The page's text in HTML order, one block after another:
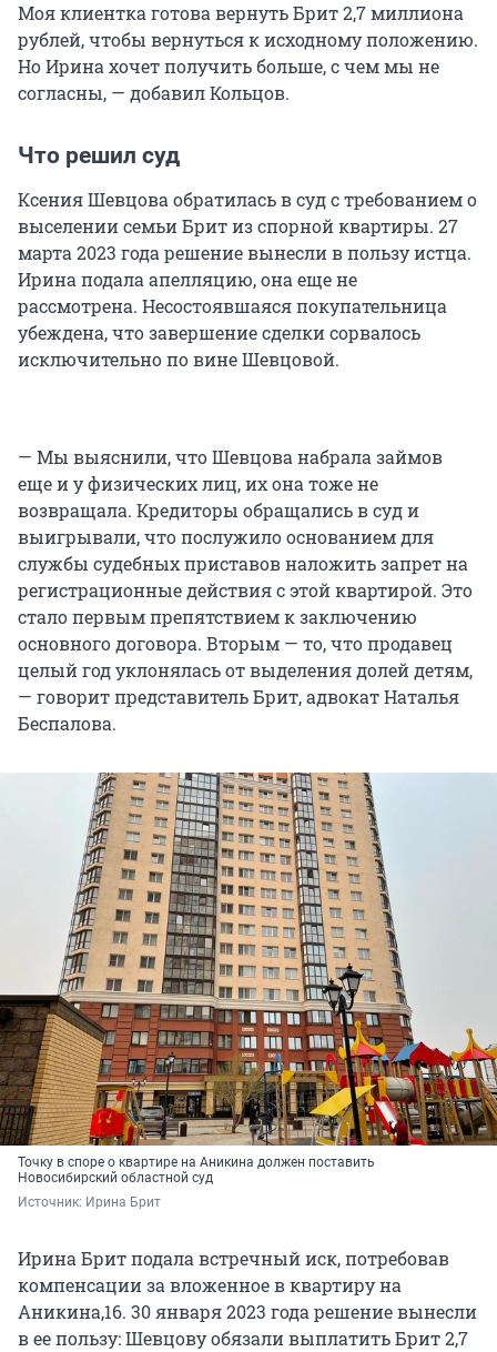
Моя клиентка готова вернуть Брит 2,7 миллиона
рублей, чтобы вернуться к исходному положению.
Но Ирина хочет получить больше, с чем мы не
согласны, — добавил Кольцов.
Что решил суд
Ксения Шевцова обратилась в суд с требованием о
выселении семьи Брит из спорной квартиры. 27
марта 2023 года решение вынесли в пользу истца.
Ирина подала апелляцию, она еще не
рассмотрена. Несостоявшаяся покупательница
убеждена, что завершение сделки сорвалось
исключительно по вине Шевцовой.
— Мы выяснили, что Шевцова набрала займов
еще и у физических лиц, их она тоже не
возвращала. Кредиторы обращались в суд и
выигрывали, что послужило основанием для
службы судебных приставов наложить запрет на
регистрационные действия с этой квартирой. Это
стало первым препятствием к заключению
основного договора. Вторым — то, что продавец
целый год уклонялась от выделения долей детям,
— говорит представитель Брит, адвокат Наталья
Беспалова.
Точку в споре о квартире на Аникина должен поставить
Новосибирский областной суд
Источник: Ирина Брит
Ирина Брит подала встречный иск, потребовав
компенсации за вложенное в квартиру на
Аникина,16. 30 января 2023 года решение вынесли
в ее пользу: Шевцову обязали выплатить Брит 2,7